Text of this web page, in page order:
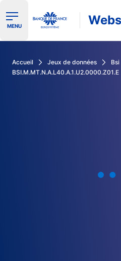
Ouvrir le menu de
MENU
Accueil Jeux de données
Bsi
BSI.M.MT.N.A.L40.A.1.U2.0000.Z01.E